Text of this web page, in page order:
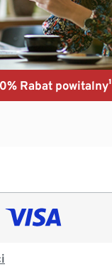
Rabat powitalny¹